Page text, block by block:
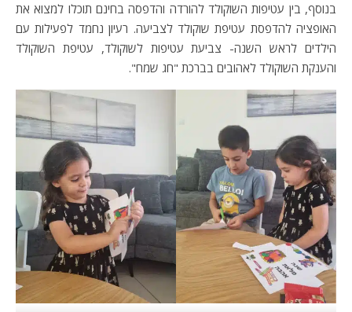
בנוסף, בין עטיפות השוקולד להורדה והדפסה בחינם תוכלו למצוא את
האופציה להדפסת עטיפת שוקולד לצביעה. רעיון נחמד לפעילות עם
הילדים לראש השנה- צביעת עטיפות לשוקולד, עטיפת השוקולד
והענקת השוקולד לאהובים בברכת "חג שמח".